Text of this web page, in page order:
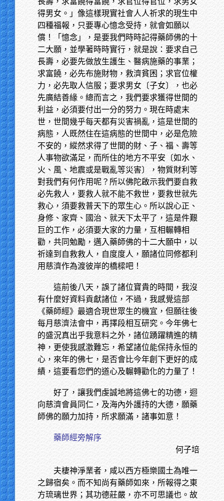
得男女。」像這樣現實社會人人祈求的現生中
四種福報，只要專心憶念受持，就會如願以
償！「憶念」，是要我們時時記得藥師佛的十
二大願，並學著時時實行，就是說：要求自己
長壽，必要先做放生護生、醫病施藥的事業；
求富饒，必先布施財物，救濟貧困；求官位權
力，必先取人信服；要求男女〔子女〕，也必
先廣結善緣。總而言之，我們要求獲得世間的
利益，必須要付出一分的努力。現在時處末
世，世間幾乎每天都有災害禍亂，這是世間的
病態，人既然住在這病態的世間中，必是危險
不安的，縱然求得了世間的財、子、福、壽等
人事物欲滿足，而所住的地方不平安〔如水、
火、風、地震或是戰亂等災害〕，物質財利等
對我們有何作用呢？所以佛陀啟示我們要自救
必先救人，要救人就不能不救世，要救世就先
救心，須要救普天下的眾生心。所以說心正、
身修、家齊、國治、就天下太平了，這是件艱
巨的工作，必須要大家的力量，互相輾轉相
勸，共同勉勵，邁入藥師佛的十二大願中，以
祈達到自救救人，自度度人，願諸位同修都利
用慈濟作為渡彼岸的橋樑吧！
這前後八天，誤了諸位寶貴的時間，我沒
有什麼好資料貢獻諸位，不過，我感覺這部
《藥師經》最適合現世眾生的機宜，但願往後
每月慈濟法會中，再擇段相互研究。今年佛七
的盛況真出乎我意料之外，諸位踴躍精進的精
神，更使我感激難忘，希望諸位能保持永恒的
心，來年的佛七，是否會比今年創下更好的成
績，這要看您們的道心及輾轉勸化的力量了！
好了，讓我們虔誠地將這佛七的功德，迴
向慈濟會員同仁，及海內外護持的大德，願藥
師佛的願力加持，所求願滿，諸事如意！
藥師經旁解序
何子培
夫棲神淨業者，咸以西方極樂國土為唯一
之歸宿矣。而不知尚有藥師如來，所報得之東
方琉璃世界；其功德莊嚴，亦不可思議也。故